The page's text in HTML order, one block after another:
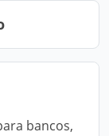
bancos,